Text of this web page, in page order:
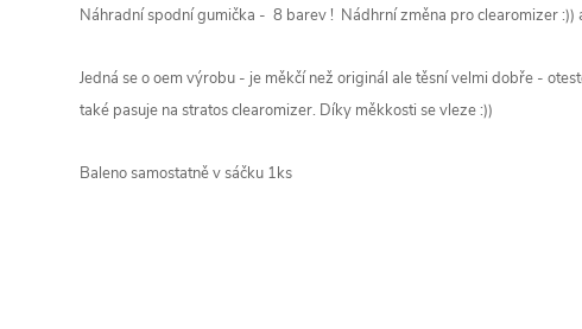
Náhradní spodní gumička - 8 barev ! Nádhrní změna pro clearomizer :))
Jedná se o oem výrobu - je měkčí než originál ale těsní velmi dobře -
také pasuje na stratos clearomizer. Díky měkkosti se vleze :))
Baleno samostatně v sáčku 1ks